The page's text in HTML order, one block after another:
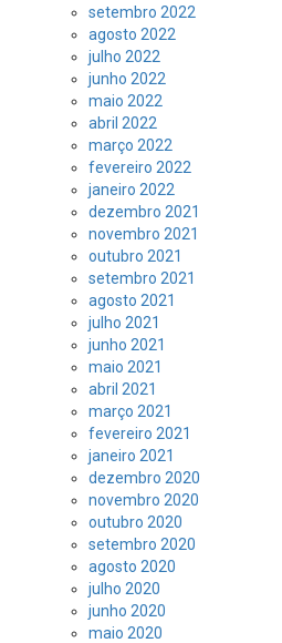
setembro 2022
agosto 2022
julho 2022
junho 2022
maio 2022
abril 2022
março 2022
fevereiro 2022
janeiro 2022
dezembro 2021
novembro 2021
outubro 2021
setembro 2021
agosto 2021
julho 2021
junho 2021
maio 2021
abril 2021
março 2021
fevereiro 2021
janeiro 2021
dezembro 2020
novembro 2020
outubro 2020
setembro 2020
agosto 2020
julho 2020
junho 2020
maio 2020